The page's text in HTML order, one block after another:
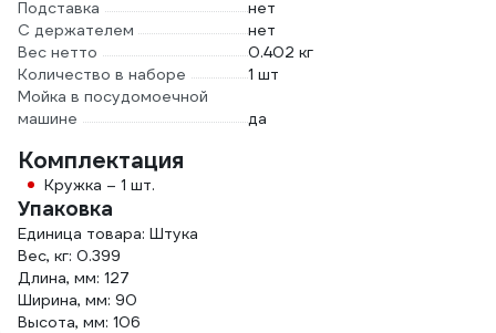
Подставка
нет
С держателем
нет
Вес нетто
0.402 кг
Количество в наборе
1 шт
Мойка в посудомоечной
машине
да
Комплектация
Кружка – 1 шт.
Упаковка
Единица товара: Штука
Вес, кг: 0.399
Длина, мм: 127
Ширина, мм: 90
Высота, мм: 106